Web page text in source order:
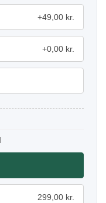
+49,00 kr.
+0,00 kr.
299,00 kr.